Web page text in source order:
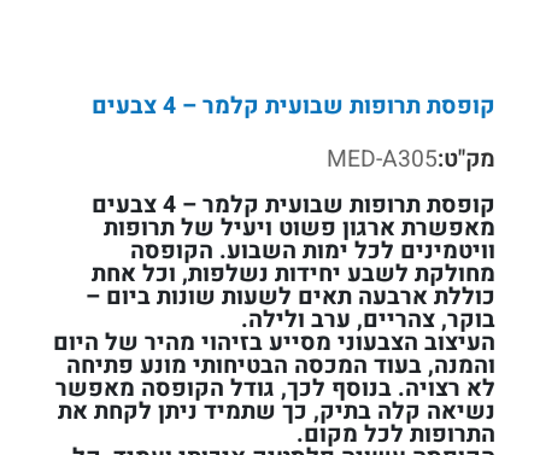
קופסת תרופות שבועית קלמר – 4 צבעים
מק"ט:MED-A305
קופסת תרופות שבועית קלמר – 4 צבעים
מאפשרת ארגון פשוט ויעיל של תרופות
וויטמינים לכל ימות השבוע. הקופסה
מחולקת לשבע יחידות נשלפות, וכל אחת
כוללת ארבעה תאים לשעות שונות ביום –
בוקר, צהריים, ערב ולילה.
העיצוב הצבעוני מסייע בזיהוי מהיר של היום
והמנה, בעוד המכסה הבטיחותי מונע פתיחה
לא רצויה. בנוסף לכך, גודל הקופסה מאפשר
נשיאה קלה בתיק, כך שתמיד ניתן לקחת את
התרופות לכל מקום.